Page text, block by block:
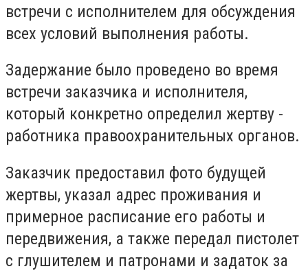
встречи с исполнителем для обсуждения
всех условий выполнения работы.
Задержание было проведено во время
встречи заказчика и исполнителя,
который конкретно определил жертву -
работника правоохранительных органов.
Заказчик предоставил фото будущей
жертвы, указал адрес проживания и
примерное расписание его работы и
передвижения, а также передал пистолет
с глушителем и патронами и задаток за